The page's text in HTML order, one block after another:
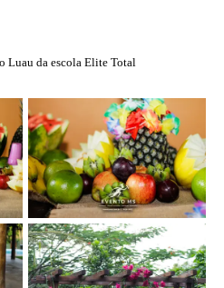
Luau da escola Elite Total